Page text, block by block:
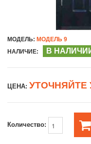
МОДЕЛЬ: МОДЕЛЬ 9
НАЛИЧИЕ:
В
ЦЕНА: УТОЧНЯЙТЕ
Количество: